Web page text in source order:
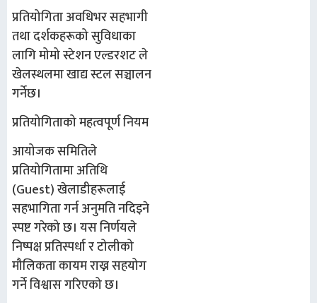
प्रतियोगिता अवधिभर सहभागी
तथा दर्शकहरूको सुविधाका
लागिमोमो स्टेशन एल्डरशटले
खेलस्थलमा खाद्य स्टल सञ्चालन
गर्नेछ।
प्रतियोगिताको महत्वपूर्ण नियम
आयोजक समितिले
प्रतियोगितामाअतिथि
(Guest) खेलाडीहरूलाई
सहभागिता गर्न अनुमति नदिइने
स्पष्ट गरेको छ। यस निर्णयले
निष्पक्ष प्रतिस्पर्धा र टोलीको
मौलिकता कायम राख्न सहयोग
गर्ने विश्वास गरिएको छ।